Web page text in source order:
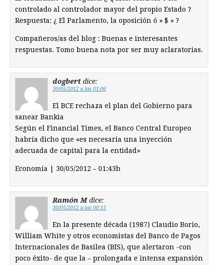
controlado al controlador mayor del propio Estado ?
Respuesta: ¿ El Parlamento, la oposición ó » $ » ?
Compañeros/as del blog : Buenas e interesantes
respuestas. Tomo buena nota por ser muy aclaratorias.
dogbert dice:
30/05/2012 a las 01:06
El BCE rechaza el plan del Gobierno para
sanear Bankia
Según el Financial Times, el Banco Central Europeo
habría dicho que «es necesaria una inyección
adecuada de capital para la entidad»
Economía | 30/05/2012 – 01:43h
Ramón M dice:
30/05/2012 a las 00:15
En la presente década (1987) Claudio Borio,
William White y otros economistas del Banco de Pagos
Internacionales de Basilea (BIS), que alertaron -con
poco éxito- de que la – prolongada e intensa expansión